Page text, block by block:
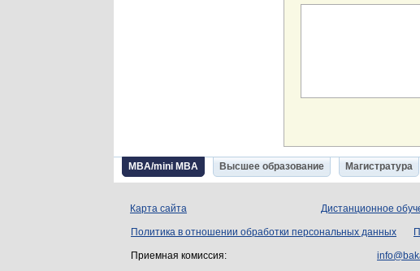
MBA/mini MBA Высшее образование Магистратура
Карта сайта Дистанционное
Политика в отношении обработки персональных данных
Приемная комиссия: